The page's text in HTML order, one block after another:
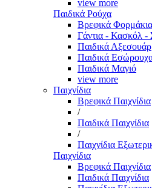
view more
Παιδικά Ρούχα
Βρεφικά Φορμάκια
Γάντια - Κασκόλ -
Παιδικά Αξεσουάρ
Παιδικά
Παιδικά Μαγιό
view more
Παιχνίδια
Βρεφικά Παιχνίδια
/
Παιδικά Παιχνίδια
/
Παιχνίδια
Παιχνίδια
Βρεφικά Παιχνίδια
Παιδικά Παιχνίδια